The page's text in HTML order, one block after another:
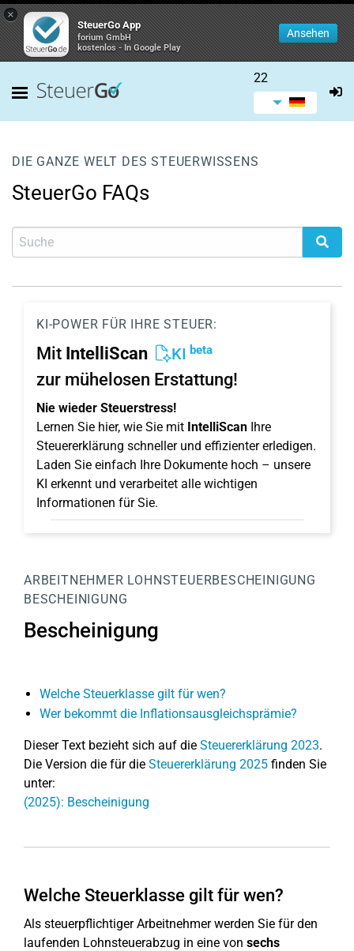
×
SteuerGo App
forium GmbH
kostenlos - In Google Play
Ansehen
22
DIE GANZE WELT DES STEUERWISSENS
SteuerGo FAQs
KI-POWER FÜR IHRE STEUER:
Mit IntelliScan KI beta
zur mühelosen Erstattung!
Nie wieder Steuerstress!
Lernen Sie hier, wie Sie mit IntelliScan Ihre
Steuererklärung schneller und effizienter erledigen.
Laden Sie einfach Ihre Dokumente hoch – unsere
KI erkennt und verarbeitet alle wichtigen
Informationen für Sie.
ARBEITNEHMER LOHNSTEUERBESCHEINIGUNG
BESCHEINIGUNG
Bescheinigung
Welche Steuerklasse gilt für wen?
Wer bekommt die Inflationsausgleichsprämie?
Dieser Text bezieht sich auf die Steuererklärung 2023.
Die Version die für die Steuererklärung 2025 finden Sie
unter:
(2025): Bescheinigung
Welche Steuerklasse gilt für wen?
Als steuerpflichtiger Arbeitnehmer werden Sie für den
laufenden Lohnsteuerabzug in eine von sechs